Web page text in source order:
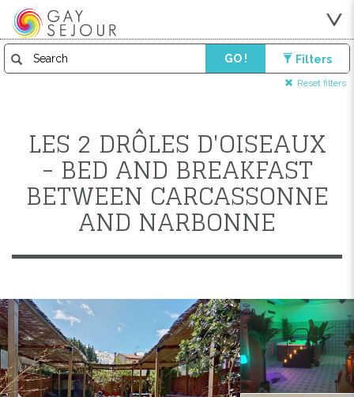
GO ! Filters
Reset filters
LES 2 DRÔLES D'OISEAUX
- BED AND BREAKFAST
BETWEEN CARCASSONNE
AND NARBONNE